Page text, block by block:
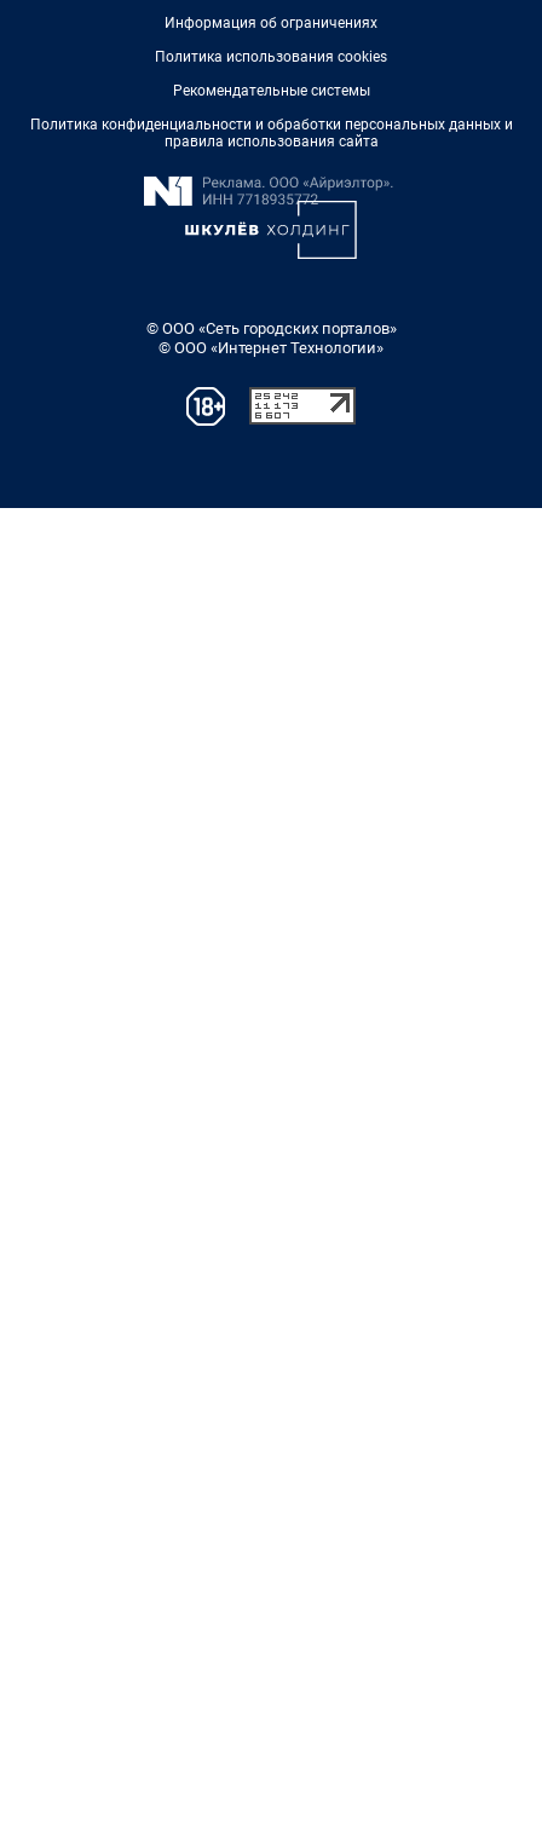
Информация об ограничениях
Политика использования cookies
Рекомендательные системы
Политика конфиденциальности и обработки персональных данных и
правила использования сайта
© ООО «Сеть городских порталов»
© ООО «Интернет Технологии»